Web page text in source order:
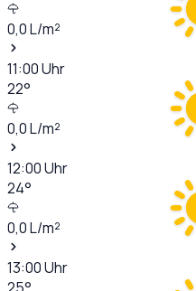
0,0L/m²
11:00Uhr
22°
0,0L/m²
12:00Uhr
24°
0,0L/m²
13:00Uhr